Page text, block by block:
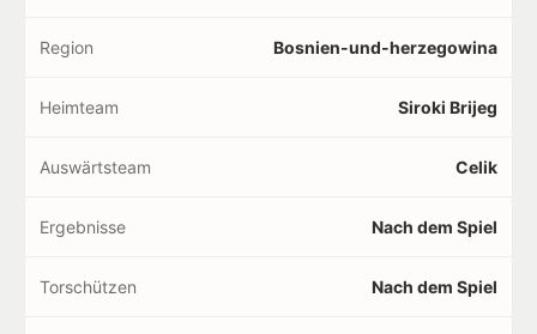
Region Bosnien-und-herzegowina
Heimteam Siroki Brijeg
Auswärtsteam Celik
Ergebnisse Nach dem Spiel
Torschützen Nach dem Spiel